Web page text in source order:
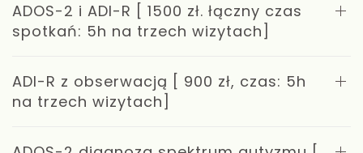
ADOS-2 i ADI-R [ 1500 zł. łączny czas
spotkań: 5h na trzech wizytach]
ADI-R z obserwacją [ 900 zł, czas: 5h
na trzech wizytach]